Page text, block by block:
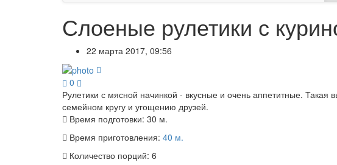
Слоеные рулетики с
22 марта 2017, 09:56
0
Рулетики с мясной начинкой - вкусные и очень аппетитные.
семейном кругу и угощению друзей.
Время подготовки: 30 м.
Время приготовления: 40 м.
Количество порций: 6